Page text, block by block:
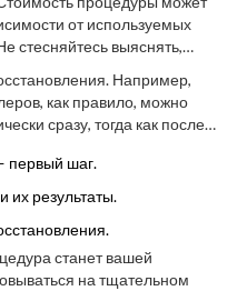
помочь сравнить
ботокс ифиллеры, с точки
рисков.
от используемых
стесняйтесь выяснять,
Например,
как правило, можно
сразу, тогда как после
первый шаг.
результаты.
станет вашей
на тщательном